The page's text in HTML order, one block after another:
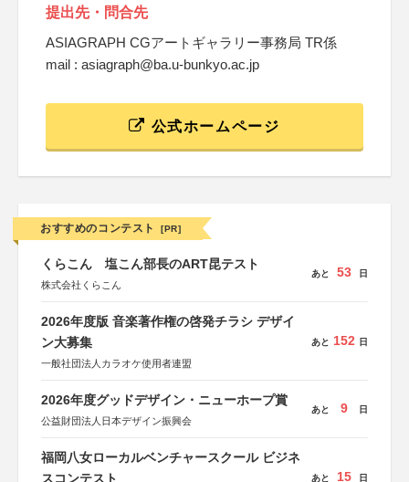
提出先・問合先
ASIAGRAPH CGアートギャラリー事務局 TR係
mail : asiagraph@ba.u-bunkyo.ac.jp
公式ホームページ
おすすめのコンテスト [PR]
くらこん 塩こん部長のART昆テスト
株式会社くらこん
あと 53 日
2026年度版 音楽著作権の啓発チラシ デザイ
ン大募集
一般社団法人カラオケ使用者連盟
あと 152 日
2026年度グッドデザイン・ニューホープ賞
公益財団法人日本デザイン振興会
あと 9 日
福岡八女ローカルベンチャースクール ビジネ
スコンテスト
あと 15 日